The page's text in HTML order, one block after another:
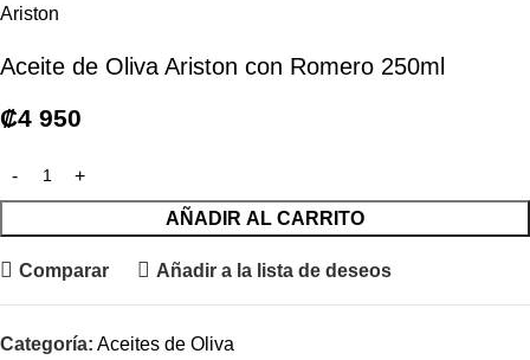
Ariston
Aceite de Oliva Ariston con Romero 250ml
₡4 950
AÑADIR AL CARRITO
Comparar Añadir a la lista de deseos
Categoría: Aceites de Oliva